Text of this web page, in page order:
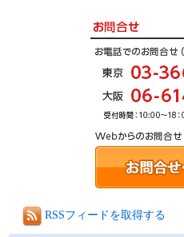
RSSフィードを取得する